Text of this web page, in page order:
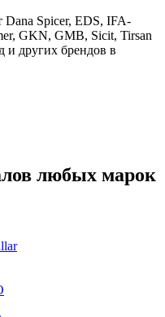
Dana Spicer, EDS, IFA-
GKN, GMB, Sicit, Tirsan
и других брендов в
любых марок